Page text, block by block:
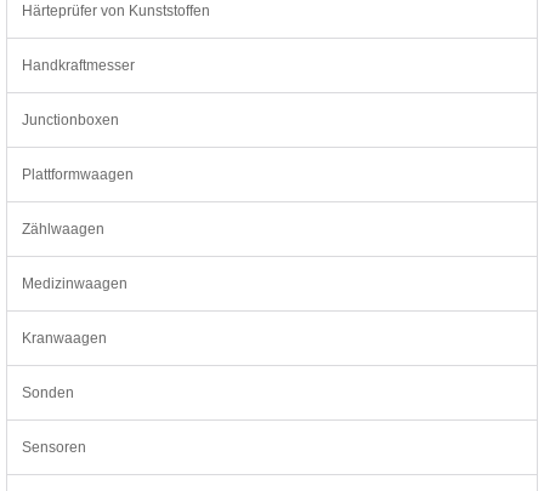
Härteprüfer von Kunststoffen
Handkraftmesser
Junctionboxen
Plattformwaagen
Zählwaagen
Medizinwaagen
Kranwaagen
Sonden
Sensoren